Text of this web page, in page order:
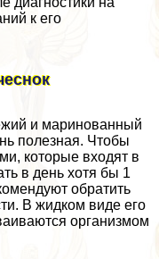
к его
и маринованный
полезная. Чтобы
которые входят в
в день хотя бы 1
обратить
В жидком виде его
организмом